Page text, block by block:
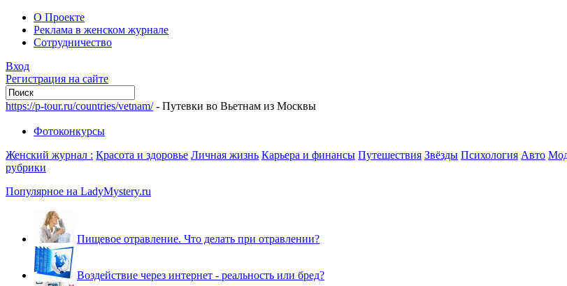
О Проекте
Реклама в женском журнале
Сотрудничество
Вход
Регистрация на сайте
https://p-tour.ru/countries/vetnam/- Путевки во Вьетнам из Москвы
Фотоконкурсы
Женский журнал : Красота и здоровье Личная жизнь Карьера и финансы Путешествия Звёзды Психология Авто
рубрики
Популярное на LadyMystery.ru
Пищевое отравление. Что делать при отравлении?
Воздействие через интернет - реальность или бред?